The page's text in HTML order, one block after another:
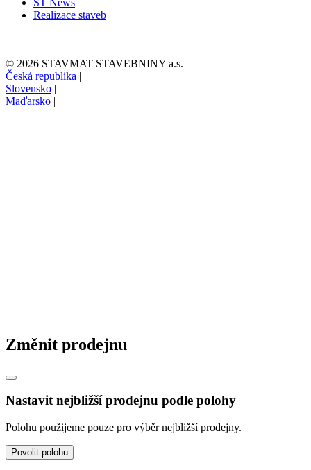
Realizace staveb
© 2026 STAVMAT STAVEBNINY a.s.
Česká republika |
Slovensko |
Maďarsko |
Změnit prodejnu
Nastavit nejbližší prodejnu podle polohy
Polohu použijeme pouze pro výběr nejbližší prodejny.
Povolit polohu